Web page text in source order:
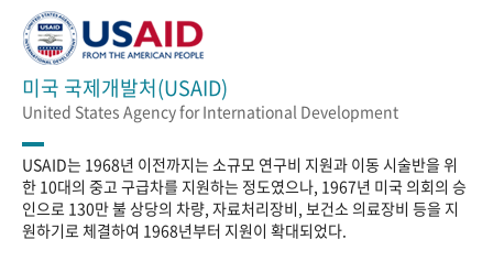
미국 국제개발처(USAID)
United States Agency for International Development
USAID는 1968년 이전까지는 소규모 연구비 지원과 이동 시술반을 위
한 10대의 중고 구급차를 지원하는 정도였으나, 1967년 미국 의회의 승
인으로 130만 불 상당의 차량, 자료처리장비, 보건소 의료장비 등을 지
원하기로 체결하여 1968년부터 지원이 확대되었다.